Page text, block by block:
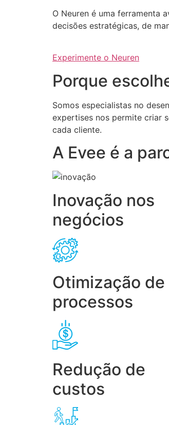
O Neuren é uma ferramenta
decisões estratégicas, de
Experimente o Neuren
Porque
Somos especialistas no
expertises nos permite criar
cada cliente.
A Evee é a
Inovação nos
negócios
Otimização de
processos
Redução de
custos